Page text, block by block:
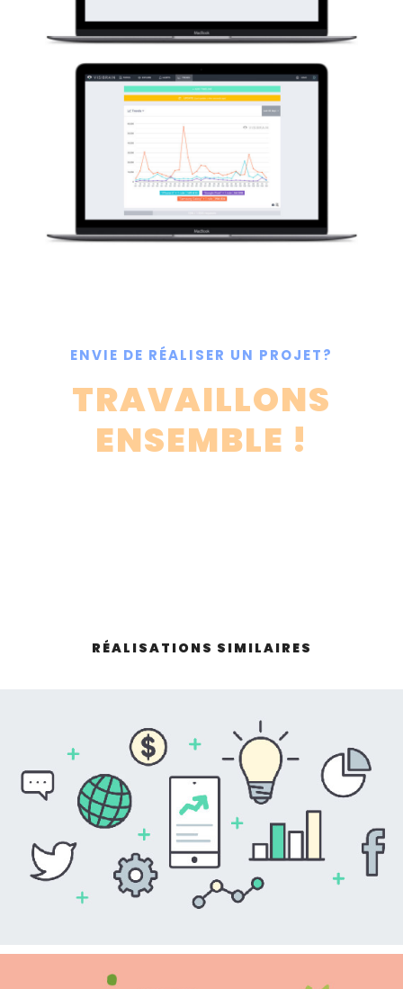
ENVIE DE RÉALISER UN PROJET?
TRAVAILLONS
ENSEMBLE !
RÉALISATIONS SIMILAIRES